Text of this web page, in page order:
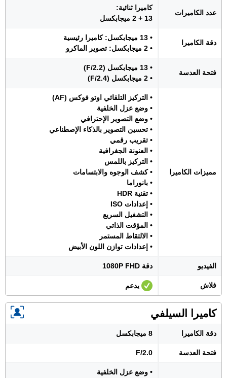
عدد الكاميرات
كاميرا ثنائية:
13 + 2 ميجابكسل
دقة الكاميرا
• 13 ميجابكسل: كاميرا رئيسية
• 2 ميجابكسل: تصوير الماكرو
فتحة العدسة
• 13 ميجابكسل (F/2.2)
• 2 ميجابكسل (F/2.4)
مميزات الكاميرا
• التركيز التلقائي اوتو فوكس (AF)
• وضع عزل الخلفية
• وضع التصوير الإحترافي
• تحسين التصوير بالذكاء الإصطناعي
• تقريب رقمي
• العنونة الجغرافية
• التركيز باللمس
• كشف الوجوه والابتسامات
• بانوراما
• تقنية HDR
• إعدادات ISO
• التشغيل السريع
• المؤقت الذاتي
• الالتقاط المستمر
• إعدادات توازن اللون الأبيض
الفيديو دقة 1080P FHD
فلاش يدعم
كاميرا السيلفي
دقة الكاميرا 8 ميجابكسل
فتحة العدسة F/2.0
• وضع عزل الخلفية